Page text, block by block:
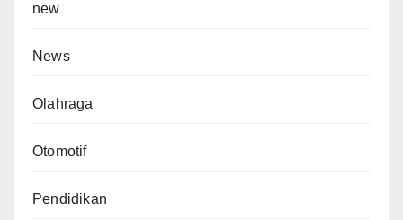
new
News
Olahraga
Otomotif
Pendidikan